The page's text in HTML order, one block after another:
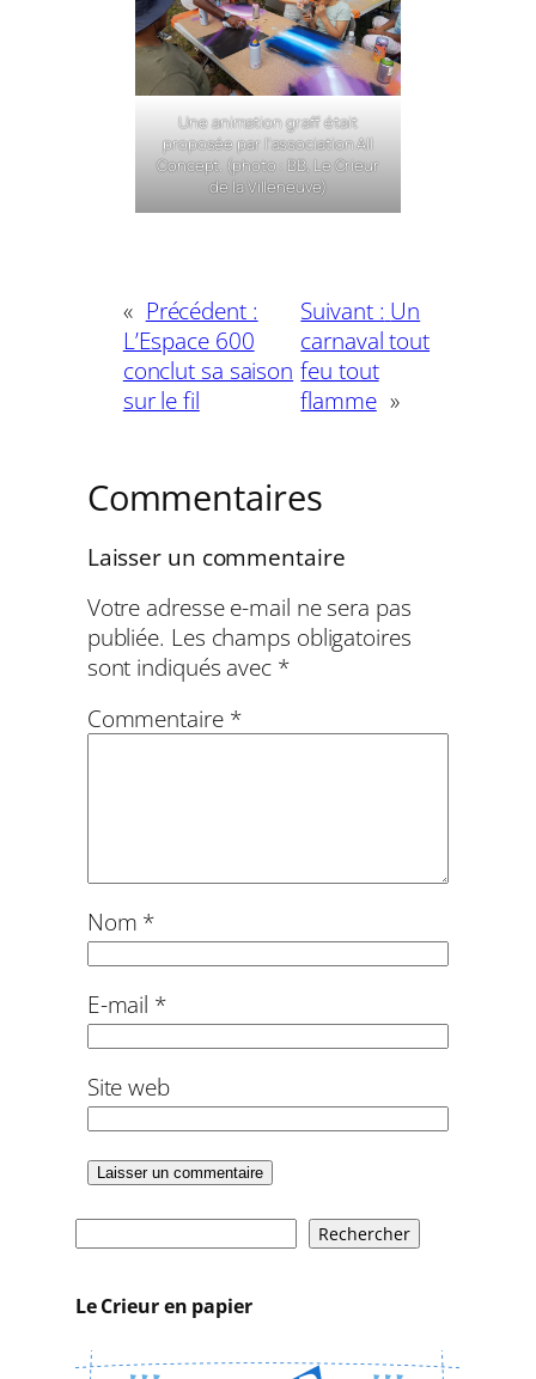
Une animation graff était
proposée par l’association All
Concept. (photo : BB, Le Crieur
de la Villeneuve)
« Précédent :
L’Espace 600
conclut sa saison
sur le fil
Suivant : Un
carnaval tout
feu tout
flamme »
Commentaires
Laisser un commentaire
Votre adresse e-mail ne sera pas
publiée. Les champs obligatoires
sont indiqués avec *
Commentaire *
Nom *
E-mail *
Site web
c
h
Rechercher
Le Crieur en papier